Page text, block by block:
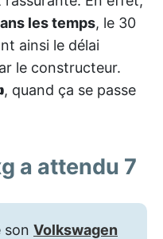
les temps, le 30
ainsi le délai
le constructeur.
, quand ça se passe
a attendu 7
son Volkswagen